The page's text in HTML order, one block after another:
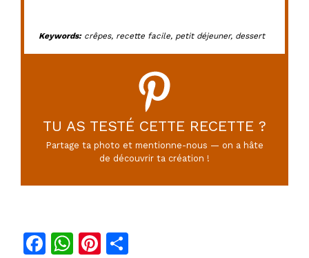
Keywords:crêpes, recette facile, petit déjeuner, dessert
TU AS TESTÉ CETTE RECETTE ?
Partage ta photo et mentionne-nous — on a hâte
de découvrir ta création !
F
W Pi